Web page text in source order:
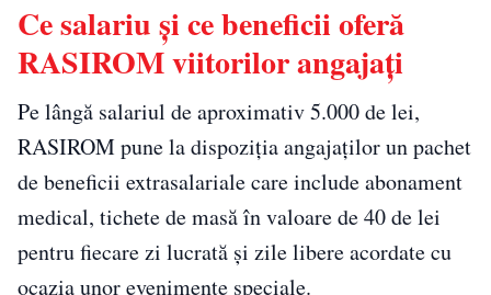
Ce salariu și ce beneficii oferă
RASIROM viitorilor angajați
Pe lângă salariul de aproximativ 5.000 de lei,
RASIROM pune la dispoziția angajaților un pachet
de beneficii extrasalariale care include abonament
medical, tichete de masă în valoare de 40 de lei
pentru fiecare zi lucrată și zile libere acordate cu
ocazia unor evenimente speciale.